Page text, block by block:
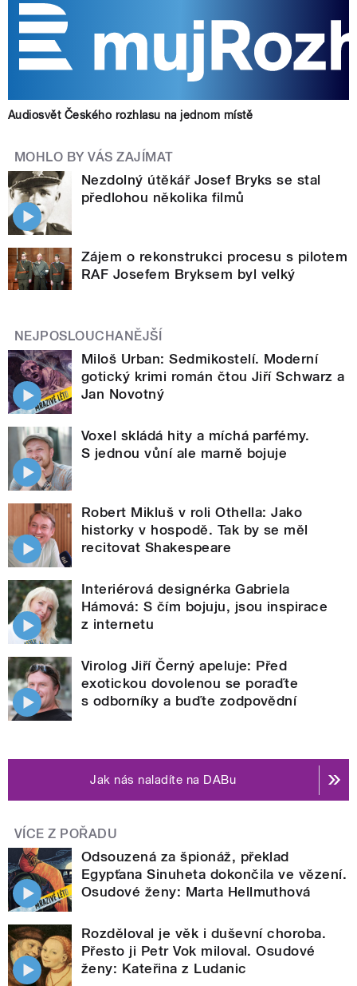
Audiosvět Českého rozhlasu na jednom místě
MOHLO BY VÁS ZAJÍMAT
Nezdolný útěkář Josef Bryks se stal
předlohou několika filmů
Zájem o rekonstrukci procesu s pilotem
RAF Josefem Bryksem byl velký
NEJPOSLOUCHANĚJŠÍ
Miloš Urban: Sedmikostelí. Moderní
gotický krimi román čtou Jiří Schwarz a
Jan Novotný
Voxel skládá hity a míchá parfémy.
S jednou vůní ale marně bojuje
Robert Mikluš v roli Othella: Jako
historky v hospodě. Tak by se měl
recitovat Shakespeare
Interiérová designérka Gabriela
Hámová: S čím bojuju, jsou inspirace
z internetu
Virolog Jiří Černý apeluje: Před
exotickou dovolenou se poraďte
s odborníky a buďte zodpovědní
Jak nás naladíte na DABu
VÍCE Z POŘADU
Odsouzená za špionáž, překlad
Egypťana Sinuheta dokončila ve vězení.
Osudové ženy: Marta Hellmuthová
Rozděloval je věk i duševní choroba.
Přesto ji Petr Vok miloval. Osudové
ženy: Kateřina z Ludanic